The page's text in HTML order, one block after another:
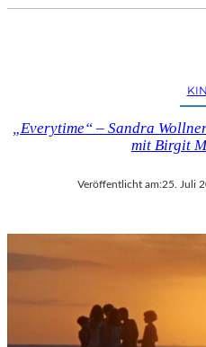
„Everytime“ – Sandra
mit Birgit
Veröffentlicht am:25. Juli